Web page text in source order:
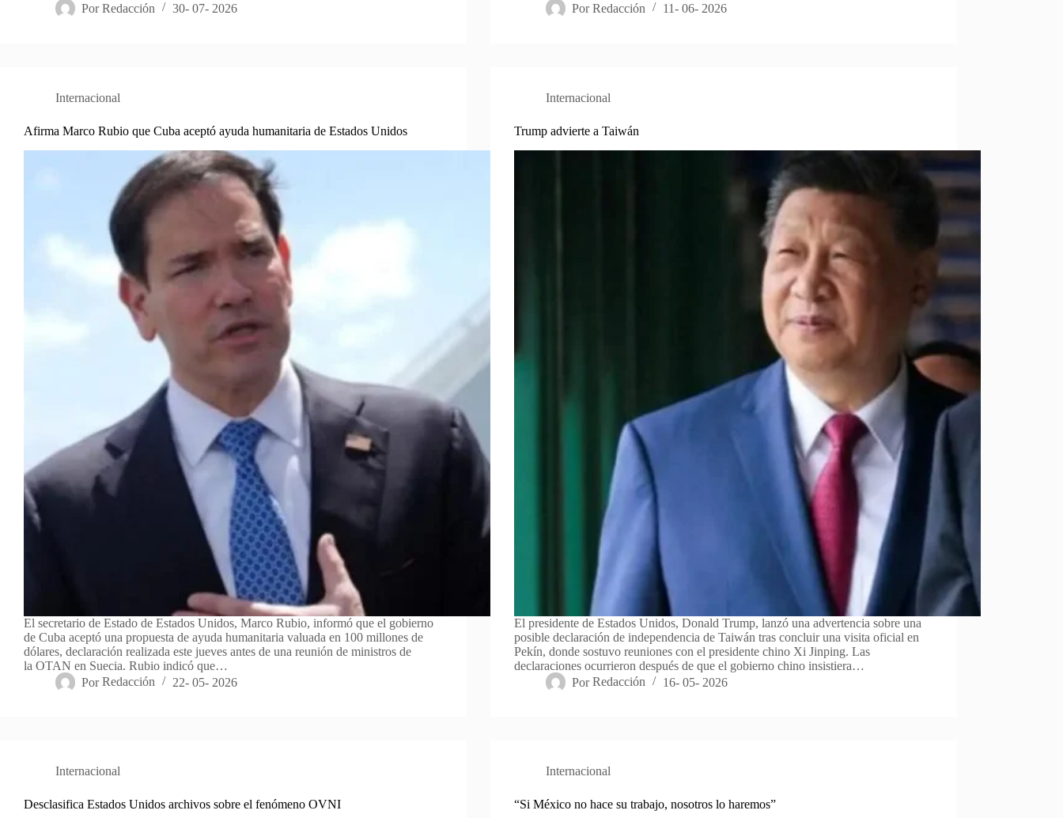
Por Redacción 30- 07- 2026
Por Redacción 11- 06- 2026
Internacional
Afirma Marco Rubio que Cuba aceptó ayuda humanitaria de Estados Unidos
El secretario de Estado de Estados Unidos, Marco Rubio, informó que el gobierno
de Cuba aceptó una propuesta de ayuda humanitaria valuada en 100 millones de
dólares, declaración realizada este jueves antes de una reunión de ministros de
la OTAN en Suecia. Rubio indicó que…
Por Redacción 22- 05- 2026
Internacional
Trump advierte a Taiwán
El presidente de Estados Unidos, Donald Trump, lanzó una advertencia sobre una
posible declaración de independencia de Taiwán tras concluir una visita oficial en
Pekín, donde sostuvo reuniones con el presidente chino Xi Jinping. Las
declaraciones ocurrieron después de que el gobierno chino insistiera…
Por Redacción 16- 05- 2026
Internacional
Desclasifica Estados Unidos archivos sobre el fenómeno OVNI
Internacional
“Si México no hace su trabajo, nosotros lo haremos”